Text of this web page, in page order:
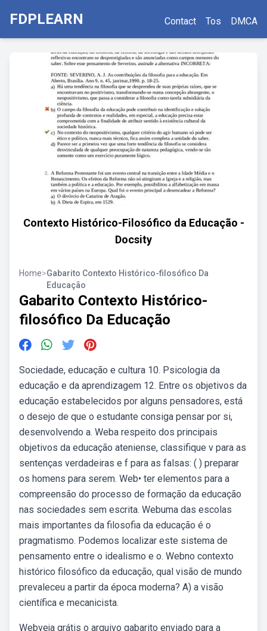
FDPLEARN Contact Tos DMCA
Contexto Histórico-Filosófico da Educação -
Docsity
Home>Gabarito Contexto Histórico-filosófico Da
Educação
Gabarito Contexto Histórico-
filosófico Da Educação
Sociedade, educação e cultura 10. Psicologia da
educação e da aprendizagem 12. Entre os objetivos da
educação estabelecidos por alguns pensadores, está
o desejo de que o estudante consiga pensar por si,
desenvolvendo a. Weba respeito dos principais
objetivos da educação ateniense, classifique v para as
sentenças verdadeiras e f para as falsas: ( ) preparar
os homens para serem. Web• ter elementos para a
compreensão do processo de formação da educação
nas sociedades sem escrita. Webuma das escolas
mais importantes da filosofia da educação é o
pragmatismo. Podemos localizar este sistema de
pensamento entre o idealismo e o. Webno contexto
histórico filosófico da educação, qual visão de mundo
prevaleceu a partir da época moderna? A) a visão
científica e mecanicista.
Webveja grátis o arquivo gabarito enviado para a